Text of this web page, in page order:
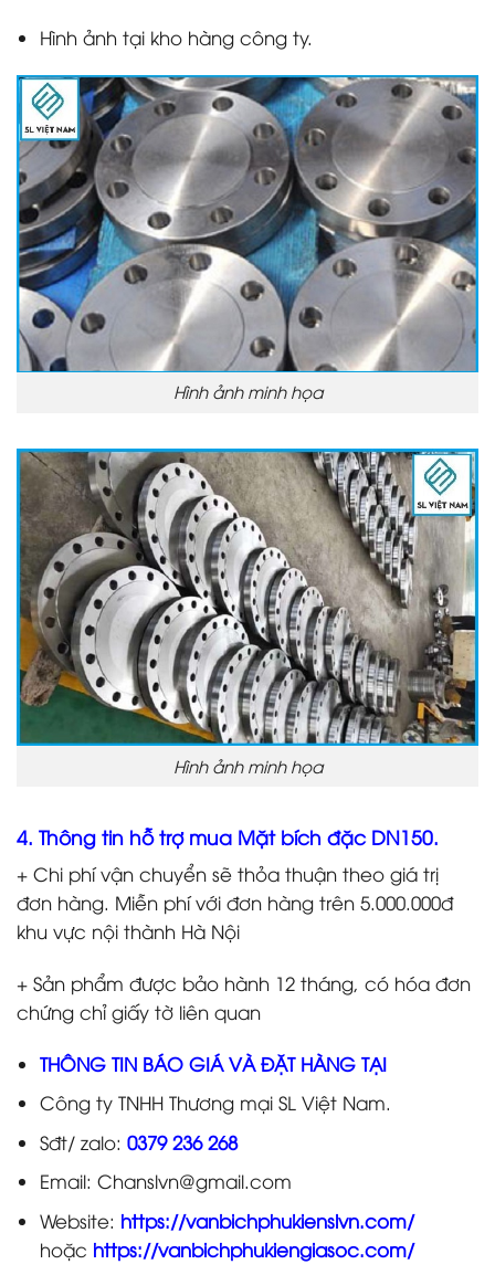
Hình ảnh tại kho hàng công ty.
Hình ảnh minh họa
Hình ảnh minh họa
4. Thông tin hỗ trợ mua Mặt bích đặc DN150.
+ Chi phí vận chuyển sẽ thỏa thuận theo giá trị
đơn hàng. Miễn phí với đơn hàng trên 5.000.000đ
khu vực nội thành Hà Nội
+ Sản phẩm được bảo hành 12 tháng, có hóa đơn
chứng chỉ giấy tờ liên quan
THÔNG TIN BÁO GIÁ VÀ ĐẶT HÀNG TẠI
Công ty TNHH Thương mại SL Việt Nam.
Sđt/ zalo: 0379 236 268
Email: Chanslvn@gmail.com
Website: https://vanbichphukienslvn.com/
hoặc https://vanbichphukiengiasoc.com/